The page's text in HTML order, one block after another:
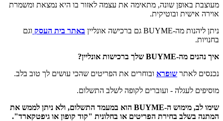
מעוצבת באופן שונה, מתאימה את עצמה לאזור בו היא נמצאת ומשמרת
אוירה אישית ובוטיקית.
ניתן ליהנות מה-BUYME גם ברכישה אונליין
באתר בית העסק וגם
בחנויות.
איך נהנים מה-BUYME שלך ברכישות אונליין?
נכנסים לאתר שופרא ובוחרים את הפריטים שהכי עושים לך טוב בלב.
מוסיפים לעגלה - ועוברים לקופה לשלב התשלום.
שימו לב, מימוש ה-BUYME הוא במעמד התשלום, ולא ניתן לממש את
המתנה בשלב בחירת הפריטים או בחלונית "קוד קופון או גיפטקארד".